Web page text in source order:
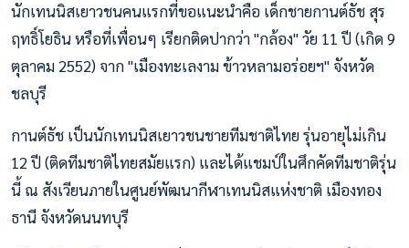
นักเทนนิสเยาวชนคนแรกที่ขอแนะนำคือ เด็กชายกานต์ธัช สุร
ฤทธิ์โยธิน หรือที่เพื่อนๆ เรียกติดปากว่า "กล้อง" วัย 11 ปี (เกิด 9
ตุลาคม 2552) จาก "เมืองทะเลงาม ข้าวหลามอร่อยฯ" จังหวัด
ชลบุรี
กานต์ธัช เป็นนักเทนนิสเยาวชนชายทีมชาติไทย รุ่นอายุไม่เกิน
12 ปี (ติดทีมชาติไทยสมัยแรก) และได้แชมป์ในศึกคัดทีมชาติรุ่น
นี้ ณ สังเวียนภายในศูนย์พัฒนากีฬาเทนนิสแห่งชาติ เมืองทอง
ธานี จังหวัดนนทบุรี